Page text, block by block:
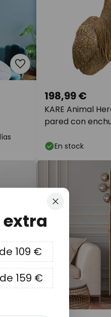
KARE Animal
pared con
198,99 €
En stock
Cerrar
extra
109 €
159 €